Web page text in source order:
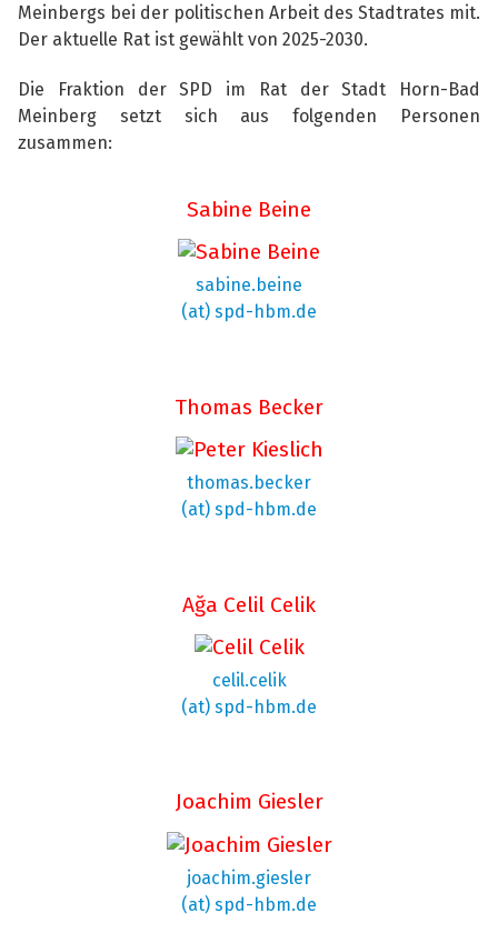
Meinbergs bei der politischen Arbeit des Stadtrates mit.
Der aktuelle Rat ist gewählt von 2025-2030.
Die Fraktion der SPD im Rat der Stadt Horn-Bad
Meinberg setzt sich aus folgenden Personen
zusammen:
Sabine Beine
sabine.beine
(at) spd-hbm.de
Thomas Becker
thomas.becker
(at) spd-hbm.de
Ağa Celil Celik
celil.celik
(at) spd-hbm.de
Joachim Giesler
joachim.giesler
(at) spd-hbm.de